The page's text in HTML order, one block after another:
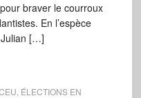
braver le courroux
En l’espèce
[…]
ÉLECTIONS EN